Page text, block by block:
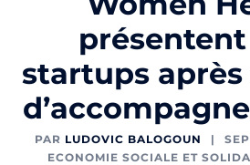
startups après
PAR LUDOVIC BALOGOUN
ECONOMIE SOCIALE ET